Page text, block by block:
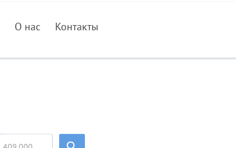
О нас Контакты